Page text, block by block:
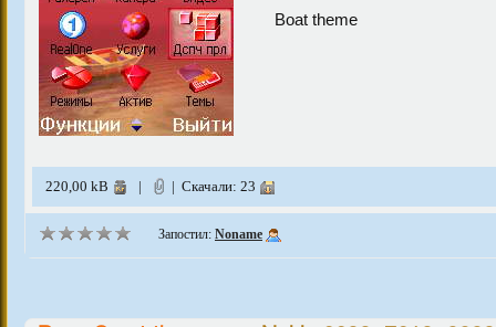
Boat theme
220,00 kB | | Скачали: 23
Запостил: Noname